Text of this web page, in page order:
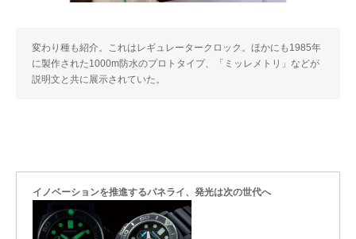
変わり種も紹介。これはレギュレータークロック。ほかにも1985年
に製作された1000m防水のプロトタイプ、「ミッレメトリ」などが
説明文と共に展示されていた。
イノベーションを推進するパネライ、発光は次の世代へ